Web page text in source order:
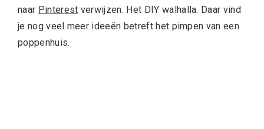
naar Pinterest verwijzen. Het DIY walhalla. Daar vind
je nog veel meer ideeën betreft het pimpen van een
poppenhuis.